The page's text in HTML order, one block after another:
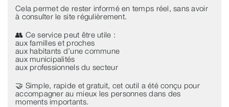
Cela permet de rester informé en temps réel, sans avoir
à consulter le site régulièrement.
👥 Ce service peut être utile :
aux familles et proches
aux habitants d’une commune
aux municipalités
aux professionnels du secteur
🤝 Simple, rapide et gratuit, cet outil a été conçu pour
accompagner au mieux les personnes dans des
moments importants.